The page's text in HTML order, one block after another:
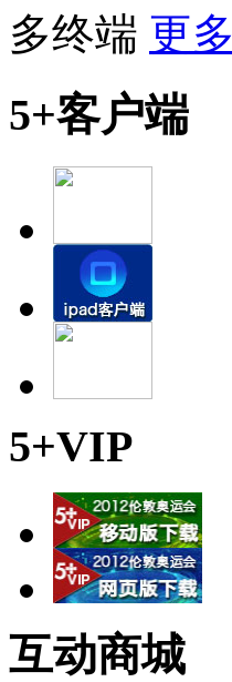
多终端 更多
5+客户端
5+VIP
互动商城